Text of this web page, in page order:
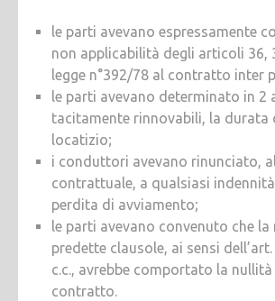
le parti avevano espressamente
non applicabilità degli articoli 36,
legge n°392/78 al contratto inter
le parti avevano determinato in 2
tacitamente rinnovabili, la durata
locatizio;
i conduttori avevano rinunciato,
contrattuale, a qualsiasi
perdita di avviamento;
le parti avevano convenuto che
predette clausole, ai sensi dell’art.
c.c., avrebbe comportato la nullità
contratto.